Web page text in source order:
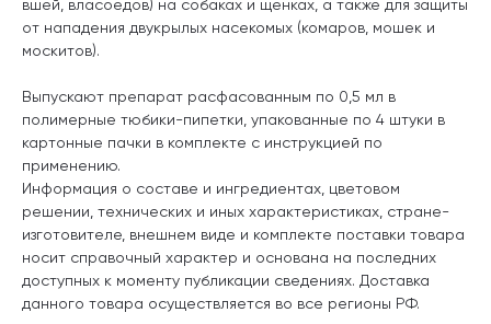
вшей, власоедов) на собаках и щенках, а также для защиты
от нападения двукрылых насекомых (комаров, мошек и
москитов).
Выпускают препарат расфасованным по 0,5 мл в
полимерные тюбики-пипетки, упакованные по 4 штуки в
картонные пачки в комплекте с инструкцией по
применению.
Информация о составе и ингредиентах, цветовом
решении, технических и иных характеристиках, стране-
изготовителе, внешнем виде и комплекте поставки товара
носит справочный характер и основана на последних
доступных к моменту публикации сведениях. Доставка
данного товара осуществляется во все регионы РФ.